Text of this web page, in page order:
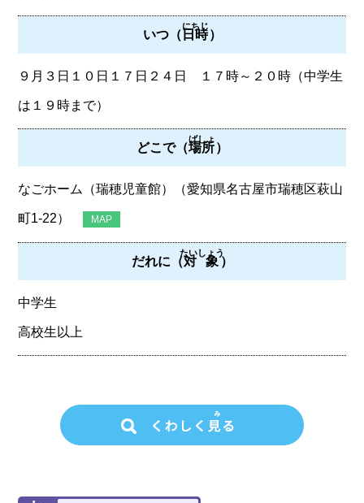
いつ（日時
にちじ
）
９月３日１０日１７日２４日 １７時～２０時（中学生
は１９時まで）
どこで（場所
ばしょ
）
なごホーム（瑞穂児童館）（愛知県名古屋市瑞穂区萩山
町1-22） MAP
だれに（対象
たいしょう
）
中学生
高校生以上